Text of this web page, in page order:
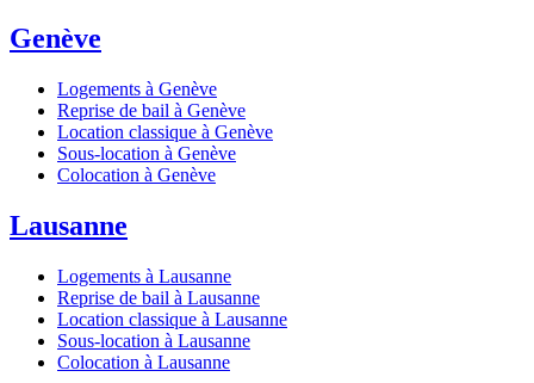
Genève
Logements à Genève
Reprise de bail à Genève
Location classique à Genève
Sous-location à Genève
Colocation à Genève
Lausanne
Logements à Lausanne
Reprise de bail à Lausanne
Location classique à Lausanne
Sous-location à Lausanne
Colocation à Lausanne